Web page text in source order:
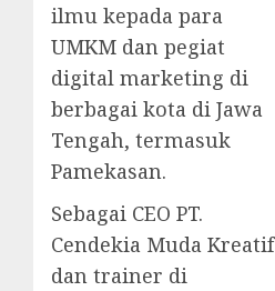
ilmu kepada para
UMKM dan pegiat
digital marketing di
berbagai kota di Jawa
Tengah, termasuk
Pamekasan.
Sebagai CEO PT.
Cendekia Muda Kreatif
dan trainer di